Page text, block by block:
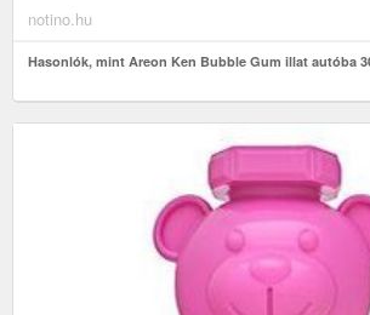
notino.hu
Hasonlók, mint Areon Ken Bubble Gum illat autóba